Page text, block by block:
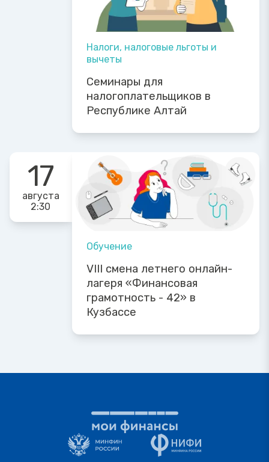
Налоги, налоговые льготы и
вычеты
Семинары для
налогоплательщиков в
Республике Алтай
17
августа
2:30
Обучение
VIII смена летнего онлайн-
лагеря «Финансовая
грамотность - 42» в
Кузбассе